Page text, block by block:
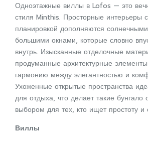
Одноэтажные виллы в Lofos — это
стиля Minthis. Просторные интерьеры
планировкой дополняются
большими окнами, которые словно
внутрь. Изысканные отделочные
продуманные архитектурные
гармонию между элегантностью и
Ухоженные открытые пространства
для отдыха, что делает такие бунгало
выбором для тех, кто ищет простоту и
Виллы